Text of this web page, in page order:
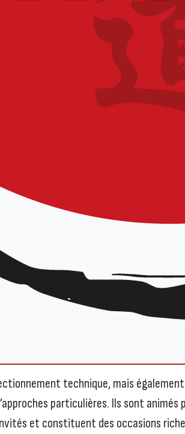
Cadres Régionale
des enseignants et futurs
associatifs ou de tout pratiquant
ouverts à tous, mais un niveau
technique, mais
particulières. Ils sont animés
et constituent des occasions